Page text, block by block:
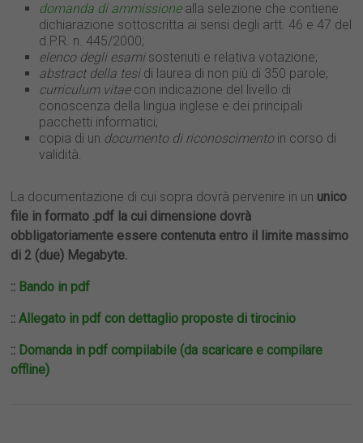
domanda di ammissionealla selezione che contiene
dichiarazione sottoscritta ai sensi degli artt. 46 e 47 del
d.P.R. n. 445/2000;
elenco degli esamisostenuti e relativa votazione;
abstract della tesidi laurea di non più di 350 parole;
curriculum vitaecon indicazione del livello di
conoscenza della lingua inglese e dei principali
pacchetti informatici;
copia di un documento di riconoscimentoin corso di
validità.
La documentazione di cui sopra dovrà pervenire in un unico
file in formato .pdf la cui dimensione dovrà
obbligatoriamente essere contenuta entro il limite massimo
di 2 (due) Megabyte.
:: Bando in pdf
:: Allegato in pdf con dettaglio proposte di tirocinio
:: Domanda in pdf compilabile (da scaricare e compilare
offline)